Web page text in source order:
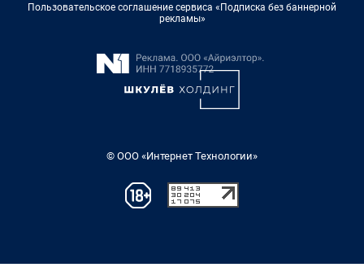
Пользовательское соглашение сервиса «Подписка без баннерной
рекламы»
© ООО «Интернет Технологии»